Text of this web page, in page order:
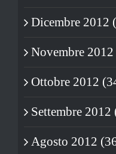
Dicembre 2012
Novembre
Ottobre 2012
Settembre 2012
Agosto 2012